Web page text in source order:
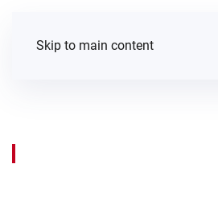
Skip to main content